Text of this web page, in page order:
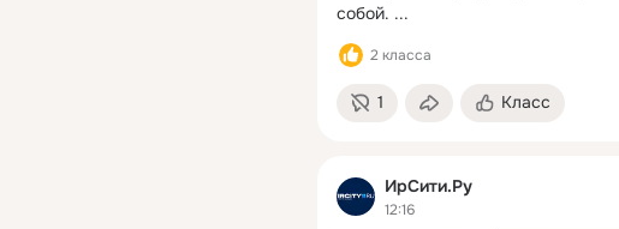
собой. ...
2 класса
1 Класс
ИрСити.Ру
12:16